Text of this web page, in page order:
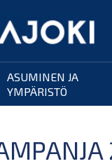
ASUMINEN JA
YMPÄRISTÖ